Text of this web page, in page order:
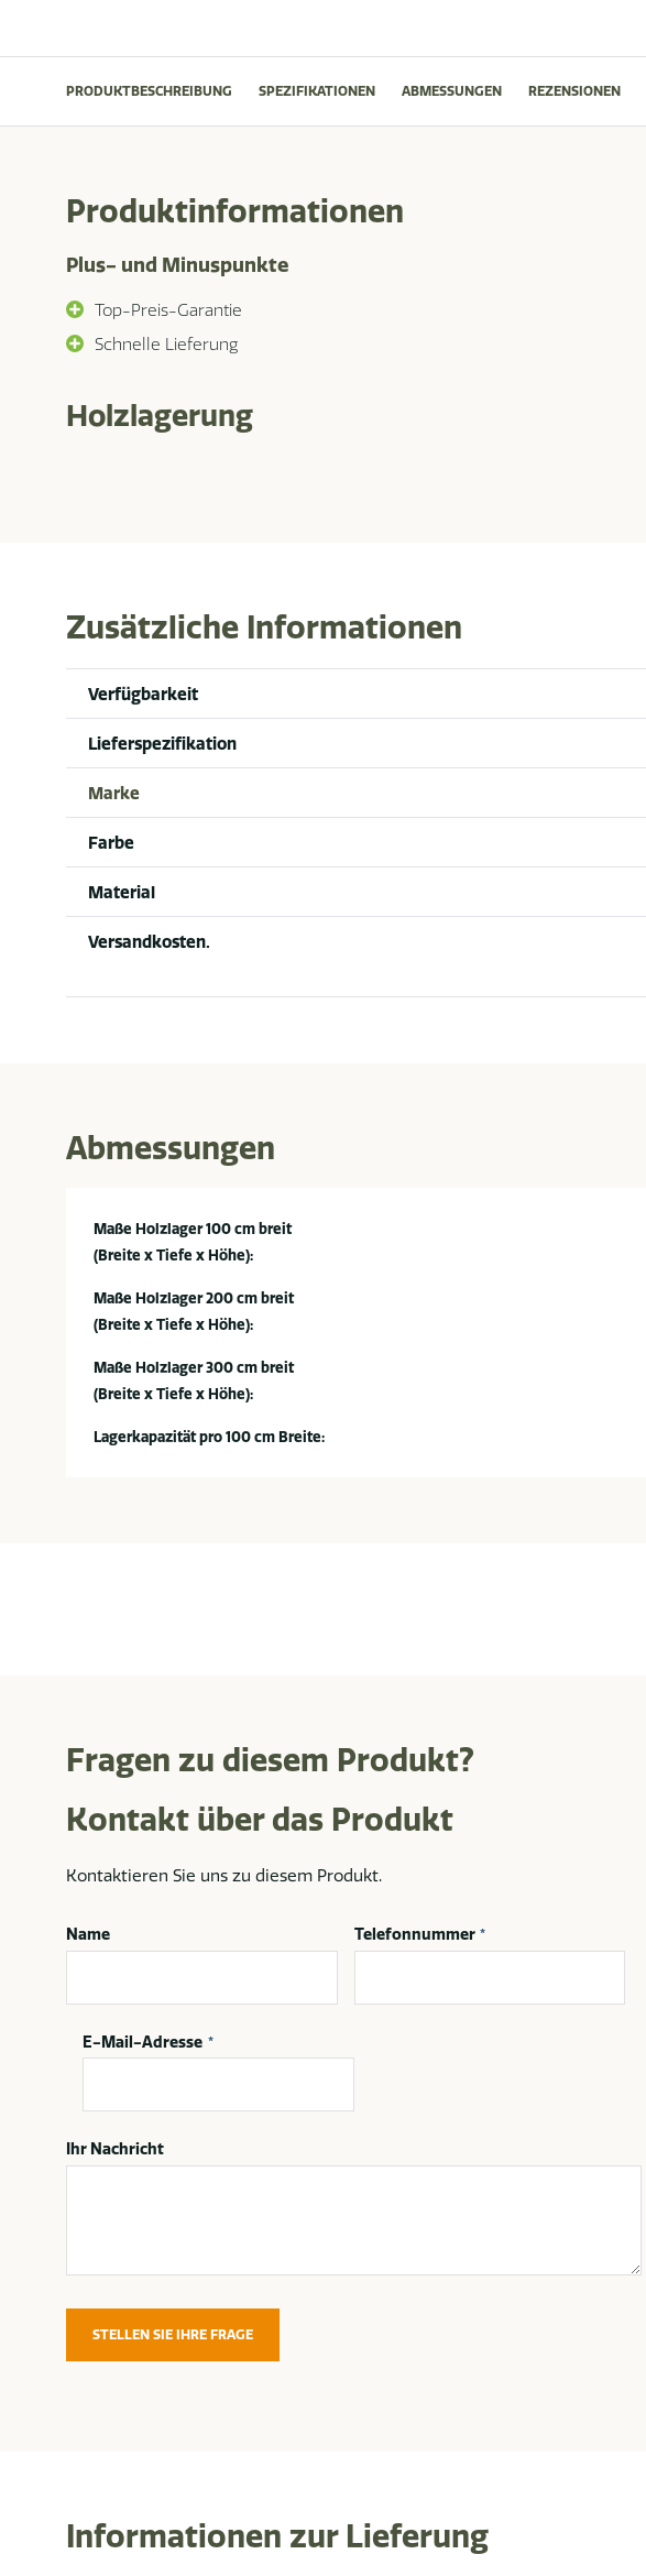
PRODUKTBESCHREIBUNG SPEZIFIKATIONEN ABMESSUNGEN REZENSIONEN
Produktinformationen
Plus- und Minuspunkte
Top-Preis-Garantie
Schnelle Lieferung
Holzlagerung
Zusätzliche Informationen
Verfügbarkeit
Lieferspezifikation
Marke
Farbe
Material
Versandkosten.
Abmessungen
Maße Holzlager 100 cm breit
(Breite x Tiefe x Höhe):
Maße Holzlager 200 cm breit
(Breite x Tiefe x Höhe):
Maße Holzlager 300 cm breit
(Breite x Tiefe x Höhe):
Lagerkapazität pro 100 cm Breite:
Fragen zu diesem Produkt?
Kontakt über das Produkt
Kontaktieren Sie uns zu diesem Produkt.
Name Telefonnummer *
E-Mail-Adresse *
Ihr Nachricht
STELLEN SIE IHRE FRAGE
Informationen zur Lieferung